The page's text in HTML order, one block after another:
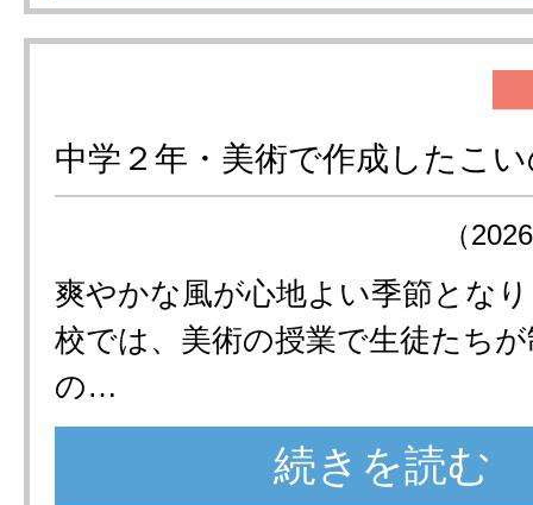
中学２年・美術で作成したこ
（
爽やかな風が心地よい季節とな
校では、美術の授業で生徒たち
の…
続きを読む